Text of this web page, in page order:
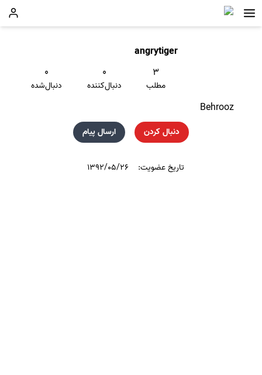
angrytiger
۳
مطلب
۰
دنبال‌کننده
۰
دنبال‌شده
Behrooz
دنبال کردن ارسال پیام
تاریخ عضویت: ۱۳۹۲/۰۵/۲۶